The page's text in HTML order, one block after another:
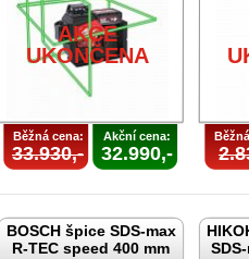
AKCE
UKONČENA
Běžná cena:
33.930,-
Akční cena:
32.990,-
BOSCH špice SDS-max
R-TEC speed 400 mm